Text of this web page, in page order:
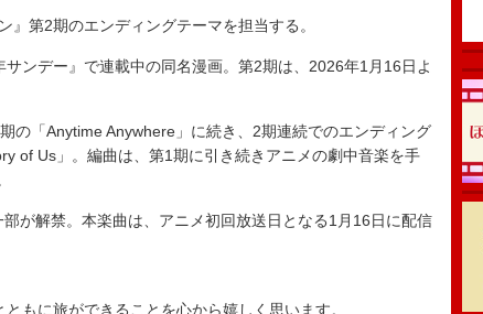
第2期のエンディングテーマを担当する。
ンデー』で連載中の同名漫画。第2期は、2026年1月16日よ
の「Anytime Anywhere」に続き、2期連続でのエンディング
of Us」。編曲は、第1期に引き続きアニメの劇中音楽を手
が解禁。本楽曲は、アニメ初回放送日となる1月16日に配信
もに旅ができることを心から嬉しく思います。